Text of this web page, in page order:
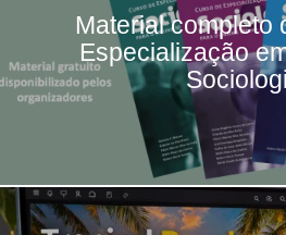
Material completo
Especialização